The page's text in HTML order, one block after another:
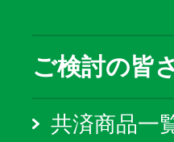
ご検討の皆
共済商品一